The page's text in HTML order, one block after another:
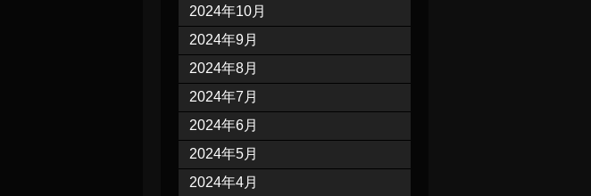
2024年10月
2024年9月
2024年8月
2024年7月
2024年6月
2024年5月
2024年4月